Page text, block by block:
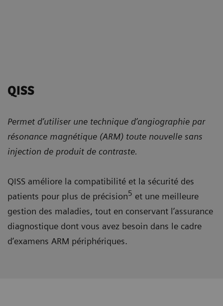
QISS
Permet d’utiliser une technique d’angiographie par
résonance magnétique (ARM) toute nouvelle sans
injection de produit de contraste.
QISS améliore la compatibilité et la sécurité des
patients pour plus de précision5 et une meilleure
gestion des maladies, tout en conservant l’assurance
diagnostique dont vous avez besoin dans le cadre
d’examens ARM périphériques.